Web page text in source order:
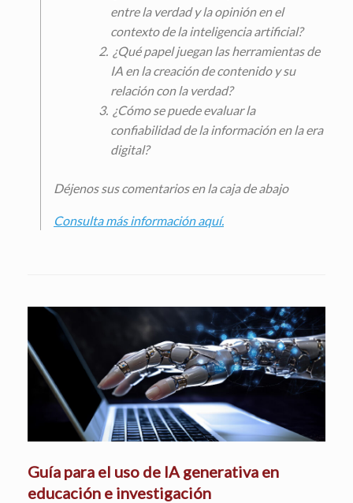
entre la verdad y la opinión en el
contexto de la inteligencia artificial?
¿Qué papel juegan las herramientas de
IA en la creación de contenido y su
relación con la verdad?
¿Cómo se puede evaluar la
confiabilidad de la información en la era
digital?
Déjenos sus comentarios en la caja de abajo
Consulta más información aquí.
Guía para el uso de IA generativa en
educación e investigación